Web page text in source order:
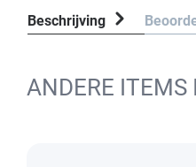
Beschrijving
ANDERE ITEMS